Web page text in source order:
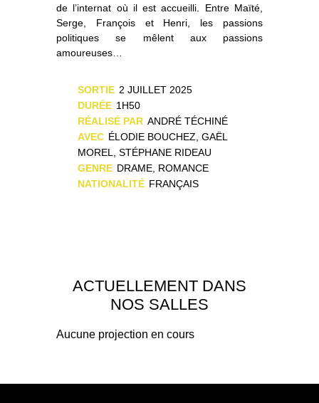
de l’internat où il est accueilli. Entre Maïté,
Serge, François et Henri, les passions
politiques se mêlent aux passions
amoureuses…
SORTIE 2 JUILLET 2025
DURÉE 1H50
RÉALISÉ PAR ANDRÉ TÉCHINÉ
AVEC ÉLODIE BOUCHEZ, GAËL
MOREL, STÉPHANE RIDEAU
GENRE DRAME, ROMANCE
NATIONALITÉ FRANÇAIS
ACTUELLEMENT DANS
NOS SALLES
Aucune projection en cours